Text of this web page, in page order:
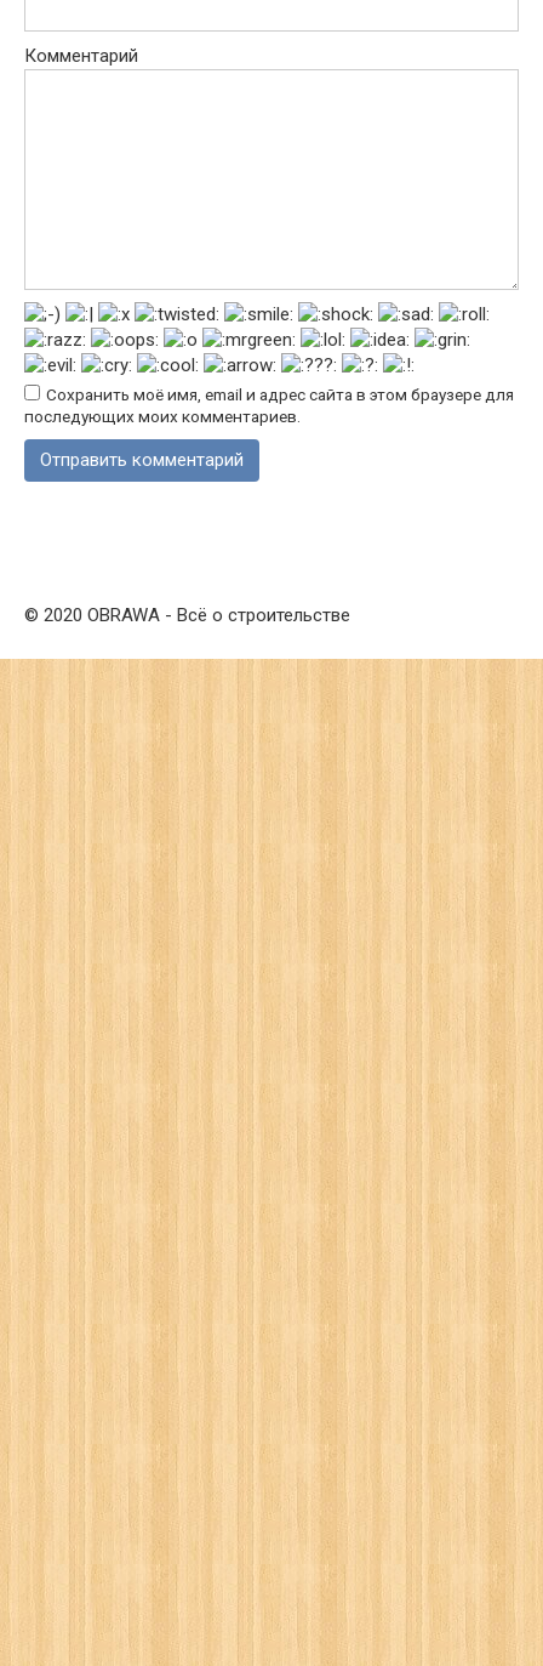
Комментарий
Сохранить моё имя, email и адрес сайта в этом браузере для
последующих моих комментариев.
© 2020 OBRAWA - Всё о строительстве